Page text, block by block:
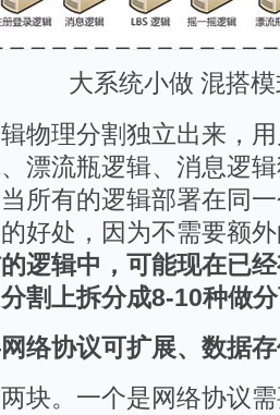
大系统小做 混搭
物理分割独立出来，
漂流瓶逻辑、消息逻
所有的逻辑部署在同
好处，因为不需要额
逻辑中，可能现在已
割上拆分成8-10种做
络协议可扩展、数据存
块。一个是网络协议